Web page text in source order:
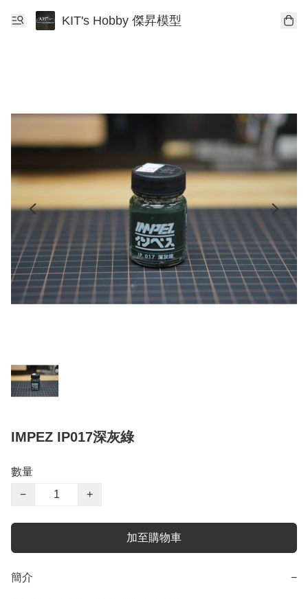
KIT's Hobby 傑昇模型
IMPEZ IP017深灰綠
數量
−
+
加至購物車
簡介 −